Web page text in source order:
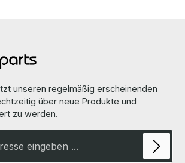
unseren regelmäßig erscheinenden
über neue Produkte und
zu werden.